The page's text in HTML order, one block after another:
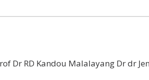
Dr RD Kandou Malalayang Dr dr